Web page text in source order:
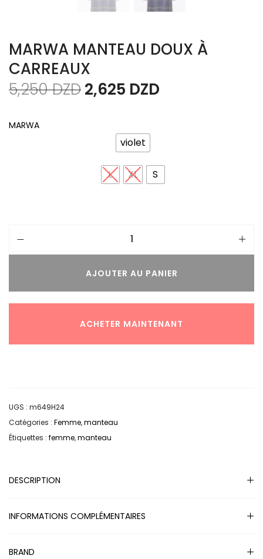
MARWA MANTEAU DOUX À
CARREAUX
5,250DZD2,625 DZD
violet
L XL S
AJOUTER AU PANIER
ACHETER MAINTENANT
UGS : m649H24
Catégories : Femme,manteau
Étiquettes : femme,manteau
MARWA
DESCRIPTION
INFORMATIONS COMPLÉMENTAIRES
BRAND